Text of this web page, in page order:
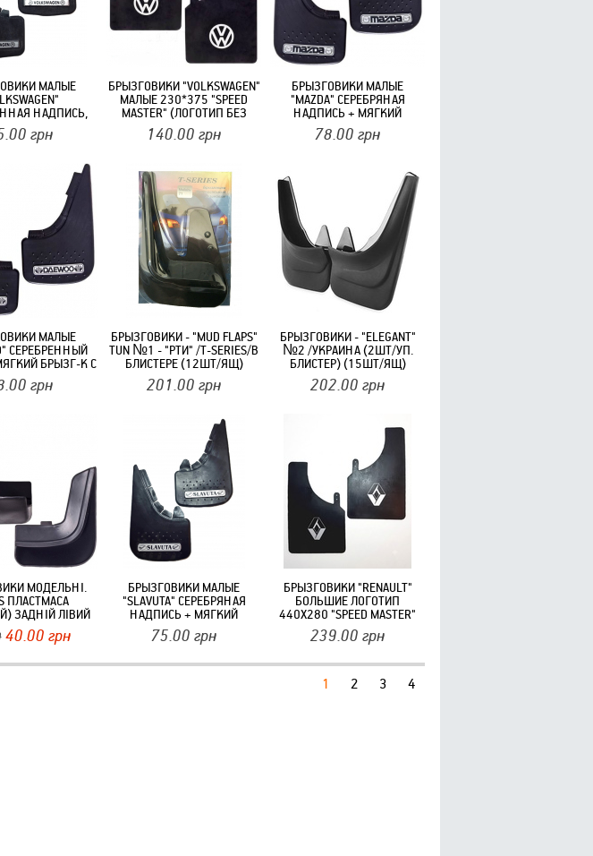
МАЛЫЕ
НАДПИСЬ,
СТРУКТУРНАЯ
FLAPS" (2 ШТ)
грн
БРЫЗГОВИКИ "VOLKSWAGEN"
МАЛЫЕ 230*375 "SPEED
MASTER" (ЛОГОТИП БЕЗ
НАДПИСИ) (2ШТ)
140.00 грн
БРЫЗГОВИКИ МАЛЫЕ
"MAZDA" СЕРЕБРЯНАЯ
НАДПИСЬ + МЯГКИЙ
БРЫЗГОВИК С
ВЫДАВЛЕННЫМИ ШИПАМИ
78.00 грн
МАЛЫЕ
СЕРЕБРЕННЫЙ
БРЫЗГ-К С
ШИПАМИ
(2ШТ)
грн
БРЫЗГОВИКИ - "MUD FLAPS"
TUN №1 - "РТИ" /Т-SERIES/В
БЛИСТЕРЕ (12ШТ/ЯЩ)
201.00 грн
БРЫЗГОВИКИ - "ELEGANT"
№2 /УКРАИНА (2ШТ/УП.
БЛИСТЕР) (15ШТ/ЯЩ)
202.00 грн
МОДЕЛЬНІ.
ПЛАСТМАСА
ЗАДНІЙ ЛІВИЙ
40.00 грн
БРЫЗГОВИКИ МАЛЫЕ
"SLAVUTA" СЕРЕБРЯНАЯ
НАДПИСЬ + МЯГКИЙ
БРЫЗГОВИК С
ВЫДАВЛЕННЫМИ ШИПАМИ
75.00 грн
БРЫЗГОВИКИ "RENAULT"
БОЛЬШИЕ ЛОГОТИП
440X280 "SPEED MASTER"
(2ШТ)
239.00 грн
1 2 3 4